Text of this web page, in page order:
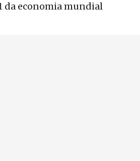
da economia mundial